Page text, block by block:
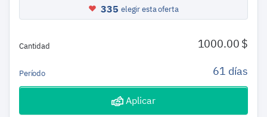
335 elegir esta oferta
Cantidad 1000.00 $
Período 61 días
Aplicar